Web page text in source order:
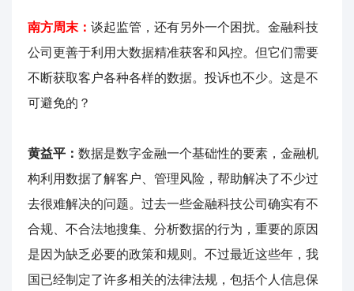
南方周末： 谈起监管，还有另外一个困扰。金融科技
公司更善于利用大数据精准获客和风控。但它们需要
不断获取客户各种各样的数据。投诉也不少。这是不
可避免的？
黄益平： 数据是数字金融一个基础性的要素，金融机
构利用数据了解客户、管理风险，帮助解决了不少过
去很难解决的问题。过去一些金融科技公司确实有不
合规、不合法地搜集、分析数据的行为，重要的原因
是因为缺乏必要的政策和规则。不过最近这些年，我
国已经制定了许多相关的法律法规，包括个人信息保